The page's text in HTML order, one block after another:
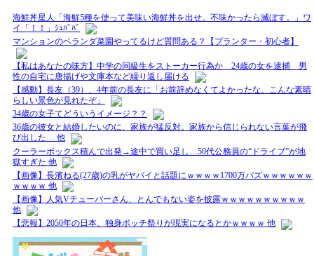
海鮮丼星人「海鮮5種を使って美味い海鮮丼を出せ。不味かったら滅ぼす。」ワ
イ「！！」ｼｭﾊﾞﾊﾞ
マンションのベランダ菜園やってるけど質問ある？【プランター・初心者】
【私はあなたの味方】中学の同級生をストーカー行為か 24歳の女を逮捕 男
性の自宅に唐揚げや文庫本など繰り返し届ける
【感動】長友（39）、4年前の長友に「お前辞めなくてよかったな。こんな素晴
らしい景色が見れたぞ」
34歳の女子てどういうイメージ？？
36歳の彼女と結婚したいのに、家族が猛反対。家族から信じられない言葉が飛
び出した… 他
クーラーボックス積んで出発→途中で買い足し…50代公務員の“ドライブ”が地
獄すぎた 他
【画像】長濱ねる(27歳)の乳がヤバイと話題にｗｗｗｗ1700万バズｗｗｗｗｗｗ
ｗｗｗｗ 他
【画像】人気Vチューバーさん、とんでもない姿を披露ｗｗｗｗｗｗｗｗｗｗ
他
【悲報】2050年の日本、独身ボッチ祭りが現実になるとかｗｗｗｗ 他